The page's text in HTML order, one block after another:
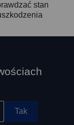
stan